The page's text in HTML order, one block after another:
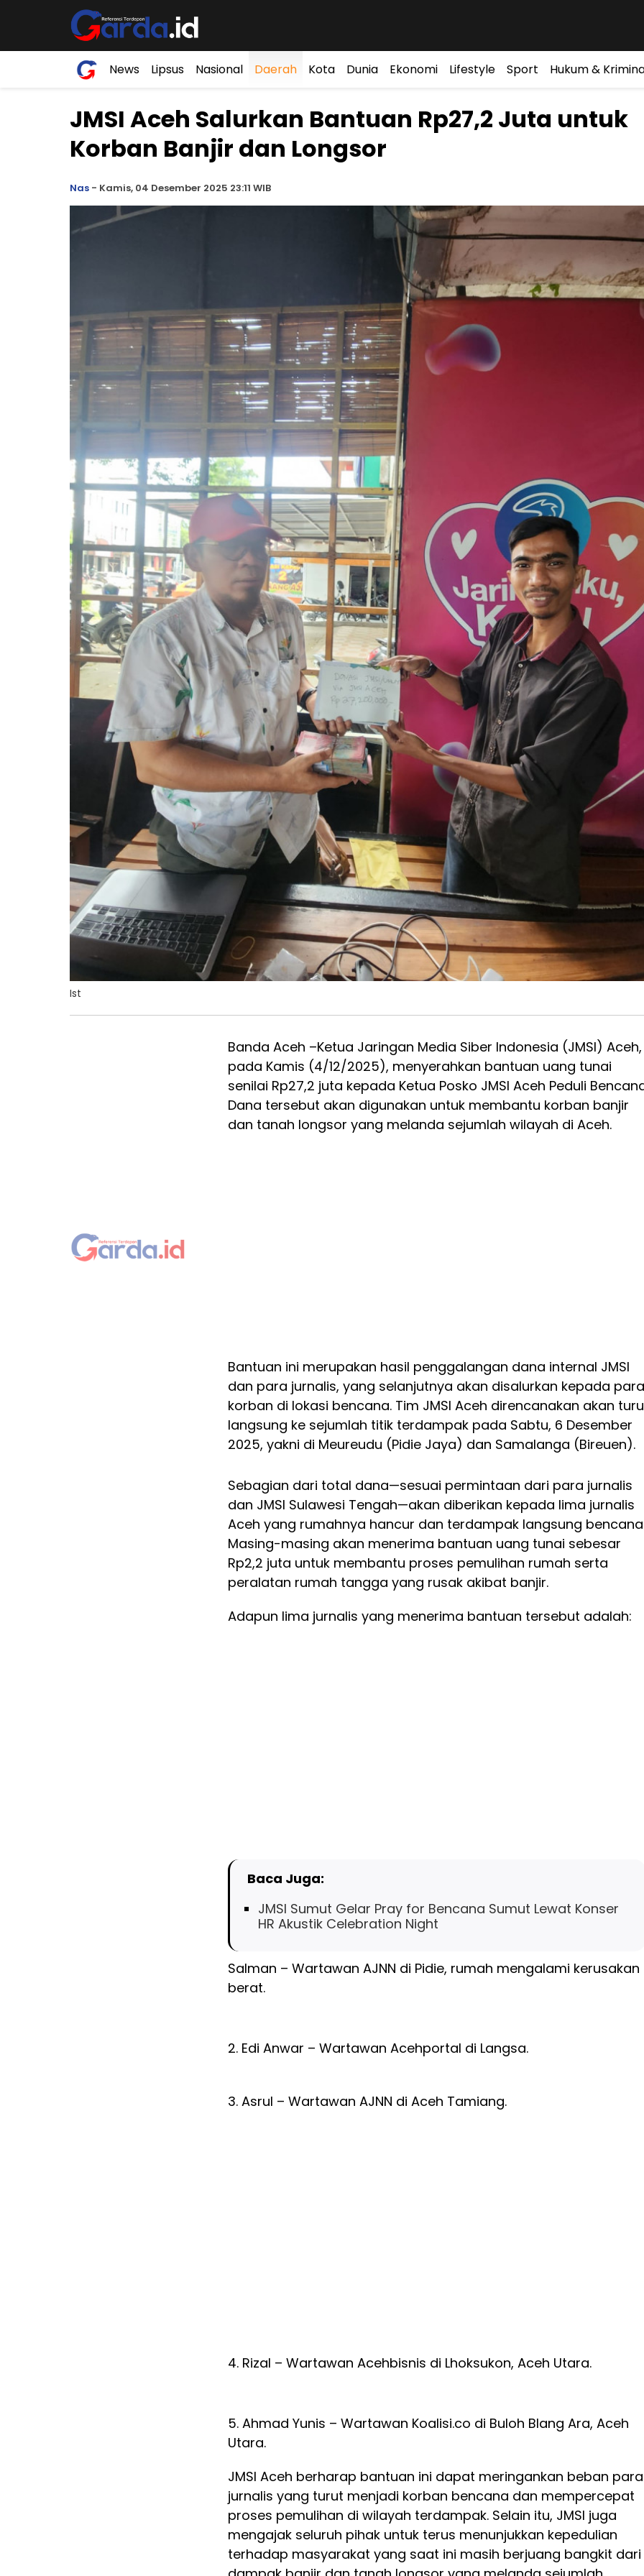
News Lipsus Nasional Daerah Kota Dunia Ekonomi Lifestyle Sport Hukum &
JMSI Aceh Salurkan Bantuan Rp27,2 Juta untuk
Korban Banjir dan Longsor
Nas - Kamis, 04 Desember 2025 23:11 WIB
Ist
Banda Aceh –Ketua Jaringan Media Siber Indonesia (JMSI) Aceh,
pada Kamis (4/12/2025), menyerahkan bantuan uang tunai
senilai Rp27,2 juta kepada Ketua Posko JMSI Aceh Peduli
Dana tersebut akan digunakan untuk membantu korban banjir
dan tanah longsor yang melanda sejumlah wilayah di Aceh.
Bantuan ini merupakan hasil penggalangan dana internal JMSI
dan para jurnalis, yang selanjutnya akan disalurkan kepada para
korban di lokasi bencana. Tim JMSI Aceh direncanakan akan
langsung ke sejumlah titik terdampak pada Sabtu, 6 Desember
2025, yakni di Meureudu (Pidie Jaya) dan Samalanga (Bireuen).
Sebagian dari total dana—sesuai permintaan dari para jurnalis
dan JMSI Sulawesi Tengah—akan diberikan kepada lima jurnalis
Aceh yang rumahnya hancur dan terdampak langsung
Masing-masing akan menerima bantuan uang tunai sebesar
Rp2,2 juta untuk membantu proses pemulihan rumah serta
peralatan rumah tangga yang rusak akibat banjir.
Adapun lima jurnalis yang menerima bantuan tersebut adalah:
Baca Juga:
JMSI Sumut Gelar Pray for Bencana Sumut Lewat Konser
HR Akustik Celebration Night
Salman – Wartawan AJNN di Pidie, rumah mengalami kerusakan
berat.
2. Edi Anwar – Wartawan Acehportal di Langsa.
3. Asrul – Wartawan AJNN di Aceh Tamiang.
4. Rizal – Wartawan Acehbisnis di Lhoksukon, Aceh Utara.
5. Ahmad Yunis – Wartawan Koalisi.co di Buloh Blang Ara, Aceh
Utara.
JMSI Aceh berharap bantuan ini dapat meringankan beban para
jurnalis yang turut menjadi korban bencana dan mempercepat
proses pemulihan di wilayah terdampak. Selain itu, JMSI juga
mengajak seluruh pihak untuk terus menunjukkan kepedulian
terhadap masyarakat yang saat ini masih berjuang bangkit dari